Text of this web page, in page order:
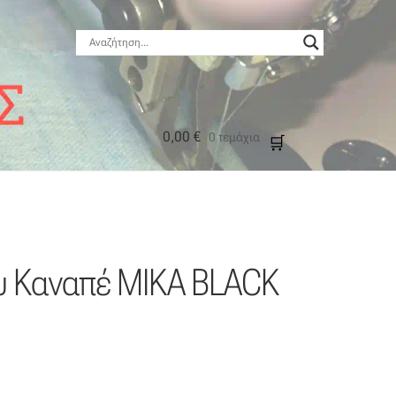
0,00 € 0 τεμάχια
Καναπέ MIKA BLACK